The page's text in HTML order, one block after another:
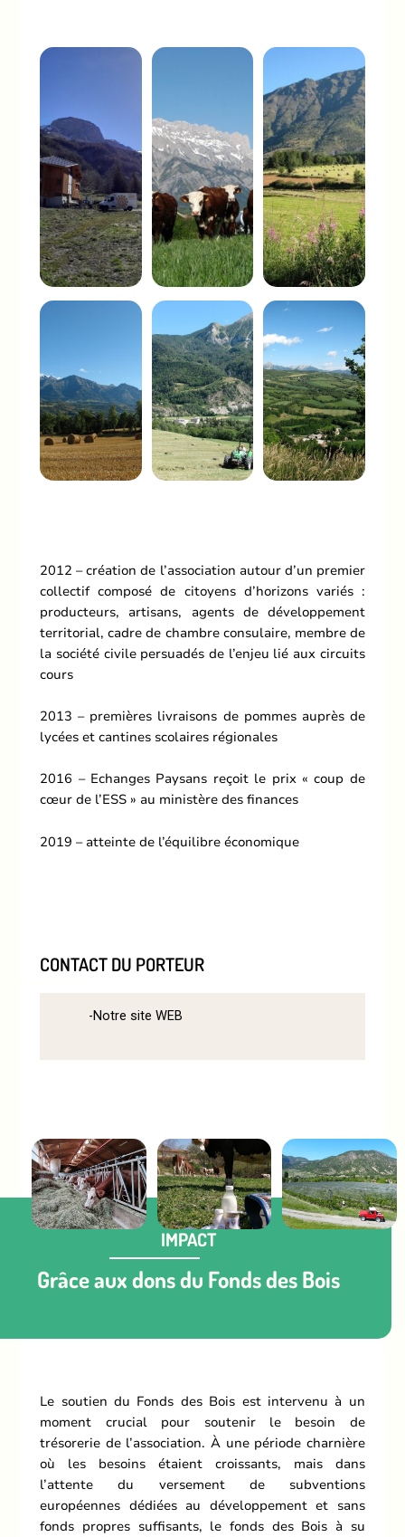
A la fromagerie
du Queyras,
Hautes-Alpes.
Hautes-Alpes,
05, Alpage du
plateau
d’Emparis,
berger et son
troupeau
Hautes-Alpes.
2012 – création de l’association autour d’un premier
collectif composé de citoyens d’horizons variés :
producteurs, artisans, agents de développement
territorial, cadre de chambre consulaire, membre de
la société civile persuadés de l’enjeu lié aux circuits
cours
2013 – premières livraisons de pommes auprès de
lycées et cantines scolaires régionales
2016 – Echanges Paysans reçoit le prix « coup de
cœur de l’ESS » au ministère des finances
2019 – atteinte de l’équilibre économique
CONTACT DU PORTEUR
Notre site WEB
IMPACT
Grâce aux dons du Fonds des Bois
Le soutien du Fonds des Bois est intervenu à un
moment crucial pour soutenir le besoin de
trésorerie de l’association. À une période charnière
où les besoins étaient croissants, mais dans
l’attente du versement de subventions
européennes dédiées au développement et sans
fonds propres suffisants, le fonds des Bois à su